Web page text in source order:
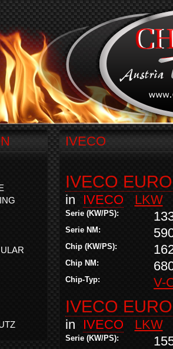
IVECO
IVECO
in IVECO LKW
Serie (KW/PS):
Serie NM:
Chip (KW/PS):
Chip NM:
Chip-Typ: V-
IVECO
in IVECO LKW
Serie (KW/PS):